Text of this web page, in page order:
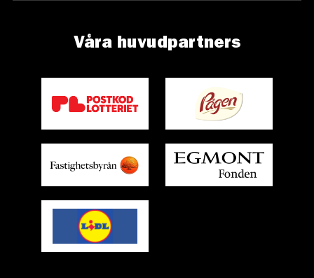
Våra huvudpartners